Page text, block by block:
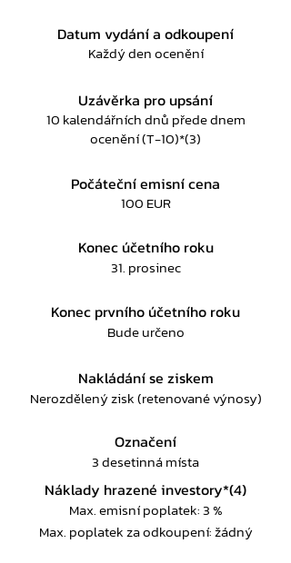
Datum vydání a odkoupení
Každý den ocenění
Uzávěrka pro upsání
10 kalendářních dnů přede dnem
ocenění (T-10)*(3)
Počáteční emisní cena
100 EUR
Konec účetního roku
31. prosinec
Konec prvního účetního roku
Bude určeno
Nakládání se ziskem
Nerozdělený zisk (retenované výnosy)
Označení
3 desetinná místa
Náklady hrazené investory*(4)
Max. emisní poplatek: 3 %
Max. poplatek za odkoupení: žádný